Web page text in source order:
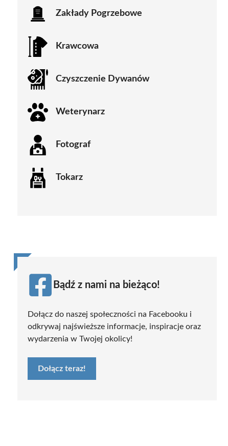
Zakłady Pogrzebowe
Krawcowa
Czyszczenie Dywanów
Weterynarz
Fotograf
Tokarz
Bądź z nami na bieżąco!
Dołącz do naszej społeczności na Facebooku i
odkrywaj najświeższe informacje, inspiracje oraz
wydarzenia w Twojej okolicy!
Dołącz teraz!